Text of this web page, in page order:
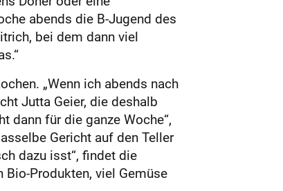
abends die B-Jugend des
bei dem dann viel
„Wenn ich abends nach
Jutta Geier, die deshalb
dann für die ganze Woche“,
Gericht auf den Teller
dazu isst“, findet die
Produkten, viel Gemüse